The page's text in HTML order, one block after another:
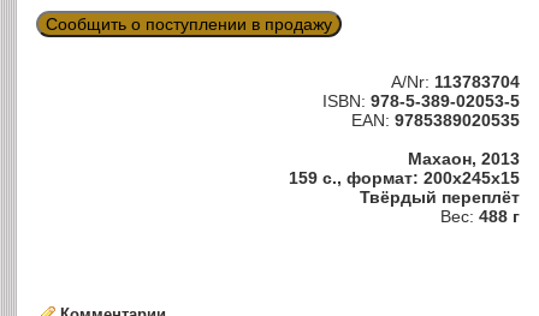
Сообщить о поступлении в продажу
A/Nr: 113783704
ISBN: 978-5-389-02053-5
EAN: 9785389020535
Махаон, 2013
159 с., формат: 200x245x15
Твёрдый переплёт
Вес: 488 г